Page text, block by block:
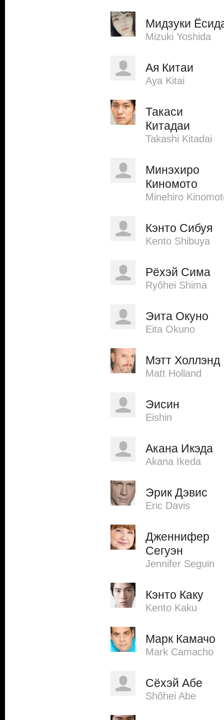
Мидзуки
Mizuki Yoshida
Ая Китаи
Aya Kitai
Такаси
Китадаи
Takashi Kitadai
Минэхиро
Киномото
Minehiro
Кэнто Сибуя
Kento Shibuya
Рёхэй Сима
Ryôhei Shima
Эита Окуно
Eita Okuno
Мэтт Холлэнд
Matt Holland
Эисин
Eishin
Акана Икэда
Akana Ikeda
Эрик Дэвис
Eric Davis
Дженнифер
Сегуэн
Jennifer Seguin
Кэнто Каку
Kento Kaku
Марк Камачо
Mark Camacho
Сёхэй Абе
Shôhei Abe